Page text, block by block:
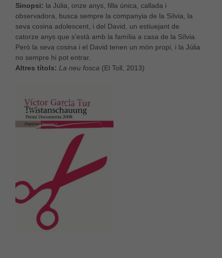
Sinopsi: la Júlia, onze anys, filla única, callada i
observadora, busca sempre la companyia de la Sílvia, la
seva cosina adolescent, i del David, un estiuejant de
catorze anys que s’està amb la família a casa de la Sílvia.
Però la seva cosina i el David tenen un món propi, i la Júlia
no sempre hi pot entrar.
Altres títols: La neu fosca (El Toll, 2013)